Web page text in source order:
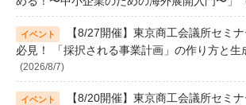
【8/27開催】東京商工会議所セミ
必見！ 「採択される事業計画」の作り方と生
(2026/8/7)
【8/20開催】東京商工会議所セミ